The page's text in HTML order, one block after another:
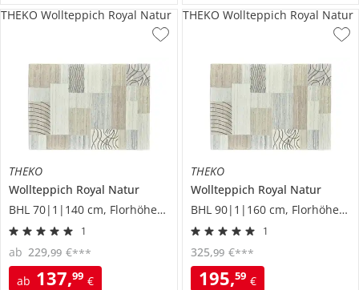
THEKO
Wollteppich Royal Natur
BHL 70|1|140 cm, Florhöhe 1,2 cm
1
ab 137,99 €
ab 229,99 €***
THEKO Wollteppich Royal Natur
THEKO
Wollteppich Royal Natur
BHL 90|1|160 cm, Florhöhe 1,2 cm
1
195,59 €
325,99 €***
THEKO Wollteppich Royal Natur